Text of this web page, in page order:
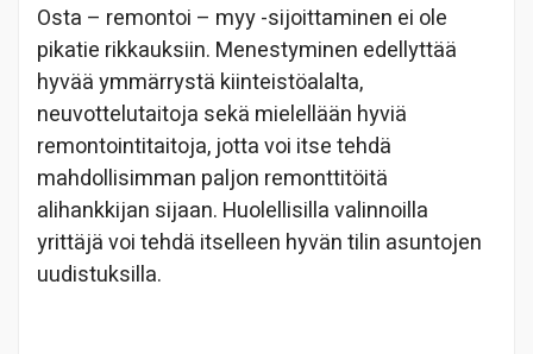
Osta – remontoi – myy -sijoittaminen ei ole
pikatie rikkauksiin. Menestyminen edellyttää
hyvää ymmärrystä kiinteistöalalta,
neuvottelutaitoja sekä mielellään hyviä
remontointitaitoja, jotta voi itse tehdä
mahdollisimman paljon remonttitöitä
alihankkijan sijaan. Huolellisilla valinnoilla
yrittäjä voi tehdä itselleen hyvän tilin asuntojen
uudistuksilla.